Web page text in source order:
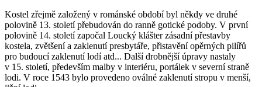
Kostel zřejmě založený v románské období byl někdy ve druhé
polovině 13. století přebudován do ranně gotické podoby. V první
polovině 14. století započal Loucký klášter zásadní přestavby
kostela, zvětšení a zaklenutí presbytáře, přistavění opěrných pilířů
pro budoucí zaklenutí lodí atd... Další drobnější úpravy nastaly
v 15. století, především malby v interiéru, portálek v severní straně
lodi. V roce 1543 bylo provedeno oválné zaklenutí stropu v menší,